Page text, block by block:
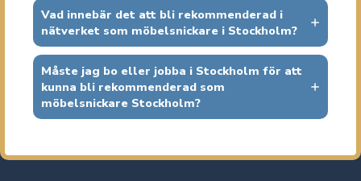
VÄRMEINGENJÖR
VENTILATIONSMÖNTÖR
VVS-MONTÖR
Vad innebär det att bli rekommenderad i
nätverket som möbelsnickare i Stockholm?
Måste jag bo eller jobba i Stockholm för att
kunna bli rekommenderad som
möbelsnickare Stockholm?